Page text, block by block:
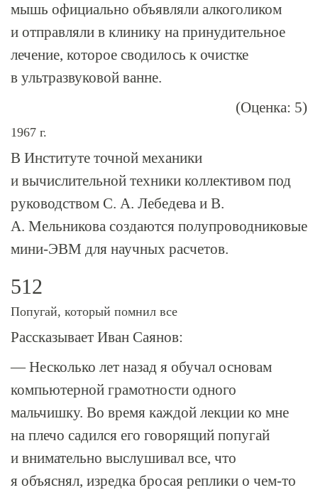
мышь официально объявляли алкоголиком
и отправляли в клинику на принудительное
лечение, которое сводилось к очистке
в ультразвуковой ванне.
(Оценка: 5)
1967 г.
В Институте точной механики
и вычислительной техники коллективом под
руководством С. А. Лебедева и В.
А. Мельникова создаются полупроводниковые
мини-ЭВМ для научных расчетов.
512
Попугай, который помнил все
Рассказывает Иван Саянов:
— Несколько лет назад я обучал основам
компьютерной грамотности одного
мальчишку. Во время каждой лекции ко мне
на плечо садился его говорящий попугай
и внимательно выслушивал все, что
я объяснял, изредка бросая реплики о чем-то